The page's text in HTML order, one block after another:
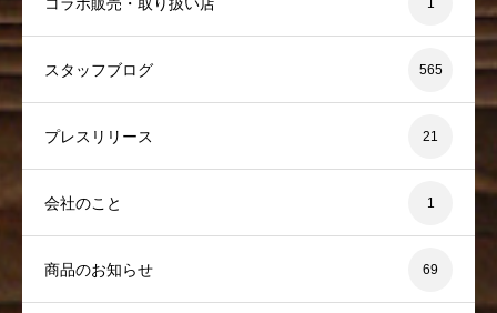
コラボ販売・取り扱い店 1
スタッフブログ 565
プレスリリース 21
会社のこと 1
商品のお知らせ 69